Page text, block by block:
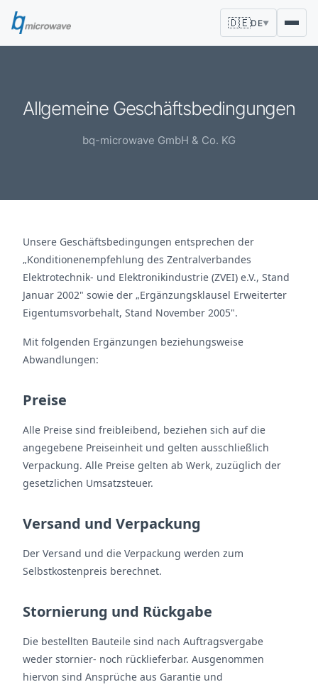
🇩🇪DE▼
Allgemeine Geschäftsbedingungen
bq-microwave GmbH & Co. KG
Unsere Geschäftsbedingungen entsprechen der
„Konditionenempfehlung des Zentralverbandes
Elektrotechnik- und Elektronikindustrie (ZVEI) e.V., Stand
Januar 2002" sowie der „Ergänzungsklausel Erweiterter
Eigentumsvorbehalt, Stand November 2005".
Mit folgenden Ergänzungen beziehungsweise
Abwandlungen:
Preise
Alle Preise sind freibleibend, beziehen sich auf die
angegebene Preiseinheit und gelten ausschließlich
Verpackung. Alle Preise gelten ab Werk, zuzüglich der
gesetzlichen Umsatzsteuer.
Versand und Verpackung
Der Versand und die Verpackung werden zum
Selbstkostenpreis berechnet.
Stornierung und Rückgabe
Die bestellten Bauteile sind nach Auftragsvergabe
weder stornier- noch rücklieferbar. Ausgenommen
hiervon sind Ansprüche aus Garantie und